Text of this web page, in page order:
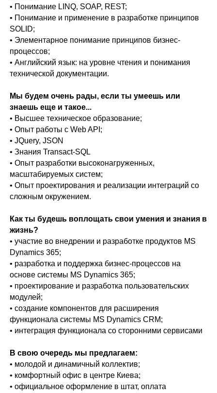
• Понимание LINQ, SOAP, REST;
• Понимание и применение в разработке принципов
SOLID;
• Элементарное понимание принципов бизнес-
процессов;
• Английский язык: на уровне чтения и понимания
технической документации.
Мы будем очень рады, если ты умеешь или
знаешь еще и такое...
• Высшее техническое образование;
• Опыт работы с Web API;
• JQuery, JSON
• Знания Transact-SQL
• Опыт разработки высоконагруженных,
масштабируемых систем;
• Опыт проектирования и реализации интеграций со
сложным окружением.
Как ты будешь воплощать свои умения и знания в
жизнь?
• участие во внедрении и разработке продуктов MS
Dynamics 365;
• разработка и поддержка бизнес-процессов на
основе системы MS Dynamics 365;
• проектирование и разработка пользовательских
модулей;
• создание компонентов для расширения
функционала системы MS Dynamics CRM;
• интеграция функционала со сторонними сервисами
В свою очередь мы предлагаем:
• молодой и динамичный коллектив;
• комфортный офис в центре Киева;
• официальное оформление в штат, оплата